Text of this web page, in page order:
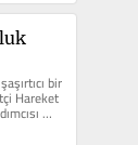
bir
Hareket